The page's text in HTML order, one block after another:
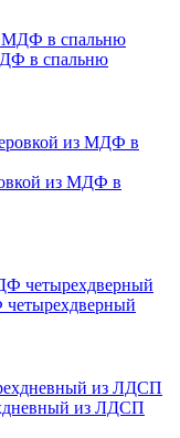
в спальню
из МДФ в
из ЛДСП